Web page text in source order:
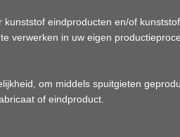
kunststof eindproducten en/of
verwerken in uw eigen
om middels spuitgieten
of eindproduct.